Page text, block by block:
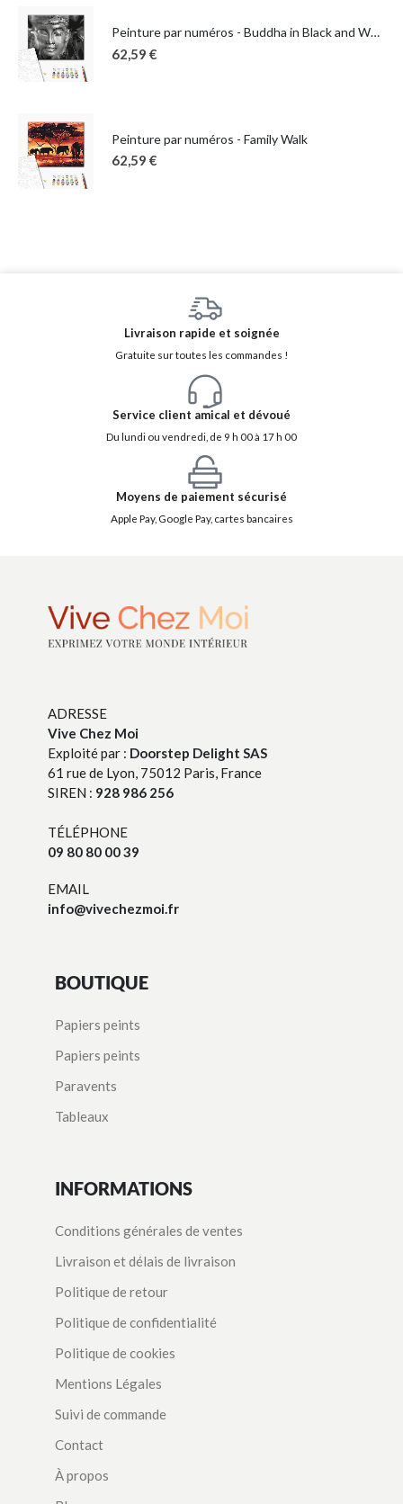
Peinture par numéros - Buddha in Black and White
62,59 €
Peinture par numéros - Family Walk
62,59 €
Livraison rapide et soignée
Gratuite sur toutes les commandes !
Service client amical et dévoué
Du lundi ou vendredi, de 9 h 00 à 17 h 00
Moyens de paiement sécurisé
Apple Pay, Google Pay, cartes bancaires
ADRESSE
Vive Chez Moi
Exploité par : Doorstep Delight SAS
61 rue de Lyon, 75012 Paris, France
SIREN : 928 986 256
TÉLÉPHONE
09 80 80 00 39
EMAIL
info@vivechezmoi.fr
BOUTIQUE
Papiers peints
Papiers peints
Paravents
Tableaux
INFORMATIONS
Conditions générales de ventes
Livraison et délais de livraison
Politique de retour
Politique de confidentialité
Politique de cookies
Mentions Légales
Suivi de commande
Contact
À propos